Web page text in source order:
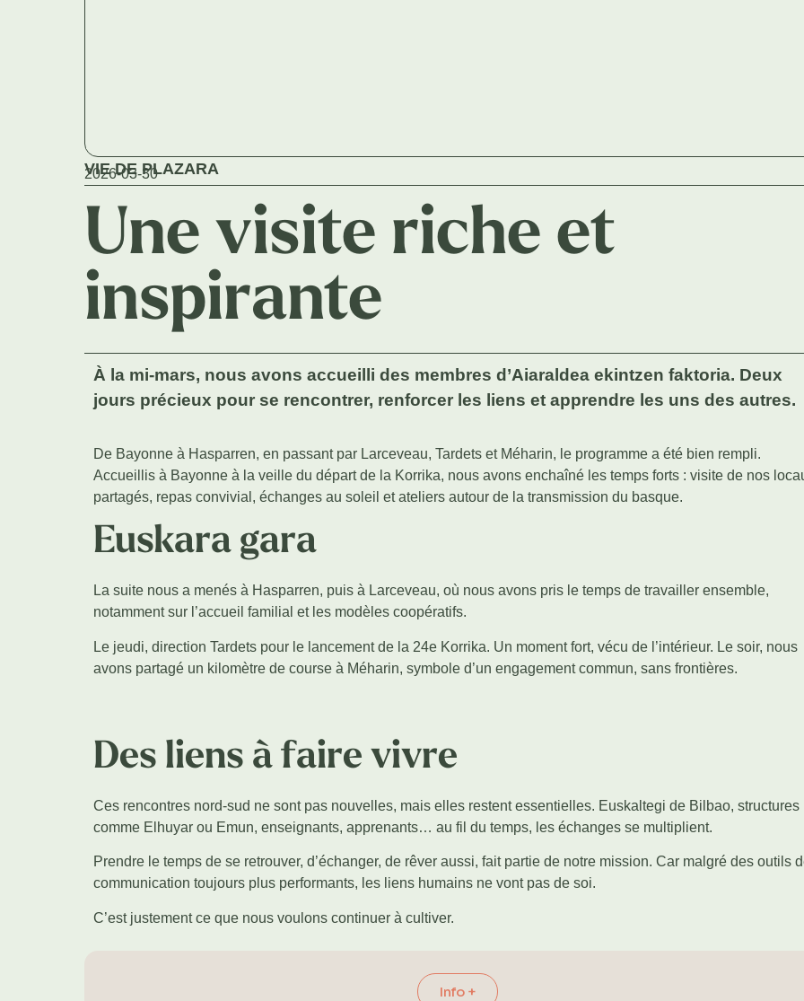
VIE DE PLAZARA
2026-03-30
Une visite riche et
inspirante
À la mi-mars, nous avons accueilli des membres d’Aiaraldea ekintzen faktoria. Deux
jours précieux pour se rencontrer, renforcer les liens et apprendre les uns des autres.
De Bayonne à Hasparren, en passant par Larceveau, Tardets et Méharin, le programme a été bien rempli.
Accueillis à Bayonne à la veille du départ de la Korrika, nous avons enchaîné les temps forts : visite de nos
partagés, repas convivial, échanges au soleil et ateliers autour de la transmission du basque.
Euskara gara
La suite nous a menés à Hasparren, puis à Larceveau, où nous avons pris le temps de travailler ensemble,
notamment sur l’accueil familial et les modèles coopératifs.
Le jeudi, direction Tardets pour le lancement de la 24e Korrika. Un moment fort, vécu de l’intérieur. Le soir, nous
avons partagé un kilomètre de course à Méharin, symbole d’un engagement commun, sans frontières.
Des liens à faire vivre
Ces rencontres nord-sud ne sont pas nouvelles, mais elles restent essentielles. Euskaltegi de Bilbao, structures
comme Elhuyar ou Emun, enseignants, apprenants… au fil du temps, les échanges se multiplient.
Prendre le temps de se retrouver, d’échanger, de rêver aussi, fait partie de notre mission. Car malgré des outils
communication toujours plus performants, les liens humains ne vont pas de soi.
C’est justement ce que nous voulons continuer à cultiver.
Info +